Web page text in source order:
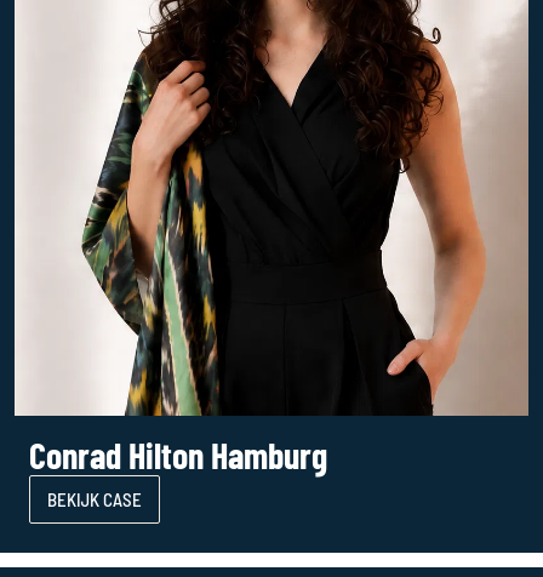
Conrad Hilton Hamburg
BEKIJK CASE